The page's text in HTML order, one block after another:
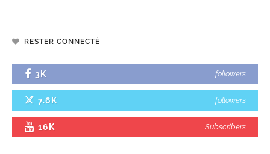
RESTER CONNECTÉ
3K followers
7.6K followers
16K Subscribers